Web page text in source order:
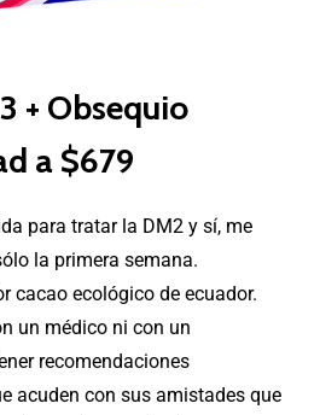
+ Obsequio
a $679
para tratar la DM2 y sí, me
la primera semana.
cacao ecológico de ecuador.
un médico ni con un
recomendaciones
acuden con sus amistades que